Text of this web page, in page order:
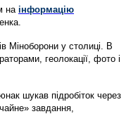
на інформацію
Міноборони у столиці. В
геолокації, фото і
шукав підробіток через
завдання,